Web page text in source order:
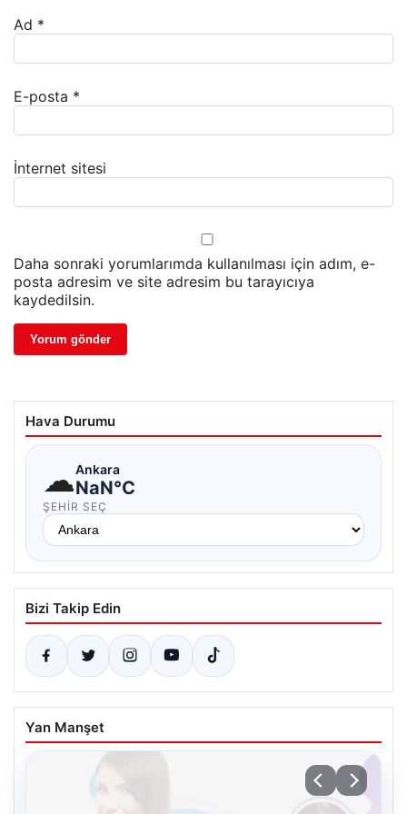
Ad *
E-posta *
İnternet sitesi
Daha sonraki yorumlarımda kullanılması için adım, e-
posta adresim ve site adresim bu tarayıcıya
kaydedilsin.
Hava Durumu
☁Ankara
NaN°C
ŞEHIR SEÇ
Bizi Takip Edin
Yan Manşet